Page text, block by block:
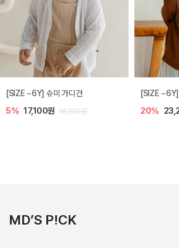
밀라 아기 점프수트
10% 30,600원 34,000원
밀라 아기
40%
MD’S P!CK